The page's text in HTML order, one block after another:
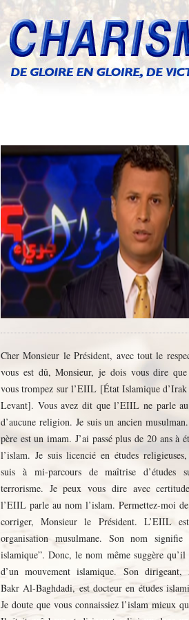
Cher Monsieur le Président, avec tout le
vous est dû, Monsieur, je dois vous dire
vous trompez sur l’EIIL [État Islamique
Levant]. Vous avez dit que l’EIIL ne parle
d’aucune religion. Je suis un ancien
père est un imam. J’ai passé plus de 20 ans à
l’islam. Je suis licencié en études
suis à mi-parcours de maîtrise d’études
terrorisme. Je peux vous dire avec
l’EIIL parle au nom l’islam. Permettez-moi
corriger, Monsieur le Président. L’EIIL
organisation musulmane. Son nom signifie
islamique”. Donc, le nom même suggère qu’il
d’un mouvement islamique. Son dirigeant,
Bakr Al-Baghdadi, est docteur en études
Je doute que vous connaissiez l’islam mieux
La sourate de Mahomet ». Tuer des
aussi un ordre de Allah à Mahomet et à
musulmans. Il déclare: « Il n’appartient
Prophète d’avoir des captifs de guerre,
qu’il fasse un massacre des ennemis d’Allah
extermine » (coran 8, 67). Au fait, trois des
de Mahomet étaient des jeunes filles juives
kidnappées au cours de ses expéditions armées
les minorités religieuses : l’EIIL ne se
différemment aujourd’hui. Monsieur le
grandi au Maroc qui passe pour être un pays
Pourtant, j’ai appris dès mon jeune âge, à
ennemis d’Allah, spécialement les juifs
chrétiens. Ils sont représentés aujourd’hui par
et par l’Occident, tout particulièrement le
Satan : l’Amérique. J’ai prié cinq fois
monde musulman n’agira pas sur l’islam
séparera pas la religion et l’État, ce cycle
fin. Tant que vous n’agirez pas à la
problème, nous ne ferons qu’agir sur les
L’EIIL n’est qu’un symptôme. S’il disparaît,
IEIIL naîtront sous d’autres noms. Vous
demander alors, pourquoi l’EIIL tue
musulmans ? La réponse c’est qu’il les
comme infidèles et non musulmans. Savez-
toutes les écoles dans l’islam sont
considérer que si un musulman arrête de prier
lui être demandé de se repentir et s’il ne le fait
doit être tué (Sahih Moslem, livre 5, hadith
Savez-vous que Mahomet tenta de brûler ses
compagnons quand ils arrêtèrent de venir aux
? Donc tout ce qui fait qu’un musulman